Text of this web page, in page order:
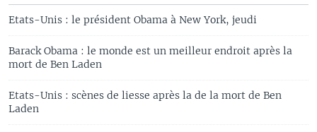
Etats-Unis : le président Obama à New York, jeudi
Barack Obama : le monde est un meilleur endroit après la
mort de Ben Laden
Etats-Unis : scènes de liesse après la de la mort de Ben
Laden